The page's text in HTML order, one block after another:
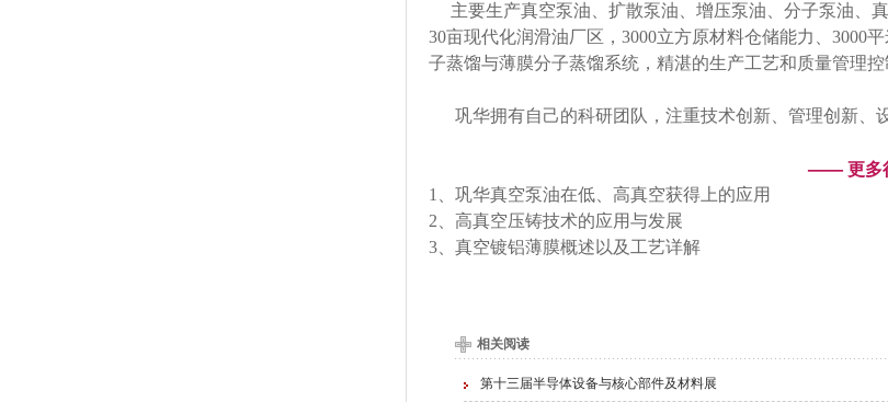
主要生产真空泵油、扩散泵油、增压泵油、分子泵油、
30亩现代化润滑油厂区，3000立方原材料仓储能力、3000
子蒸馏与薄膜分子蒸馏系统，精湛的生产工艺和质量管理
巩华拥有自己的科研团队，注重技术创新、管理创新、
—— 更多
1、巩华真空泵油在低、高真空获得上的应用
2、高真空压铸技术的应用与发展
3、真空镀铝薄膜概述以及工艺详解
相关阅读
第十三届半导体设备与核心部件及材料展